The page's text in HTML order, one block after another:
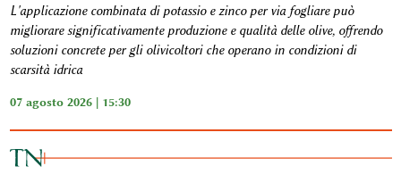
L'applicazione combinata di potassio e zinco per via fogliare può
migliorare significativamente produzione e qualità delle olive, offrendo
soluzioni concrete per gli olivicoltori che operano in condizioni di
scarsità idrica
07 agosto 2026 | 15:30